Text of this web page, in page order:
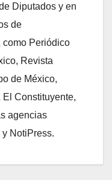
Diputados y en
de
como Periódico
Revista
de México,
El Constituyente,
agencias
NotiPress.